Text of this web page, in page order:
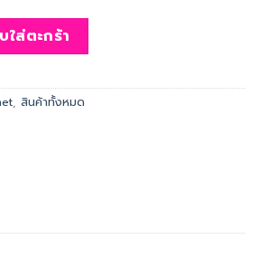
(Turquoise) ชิ้น
ใส่ตะกร้า
, สินค้าทั้งหมด